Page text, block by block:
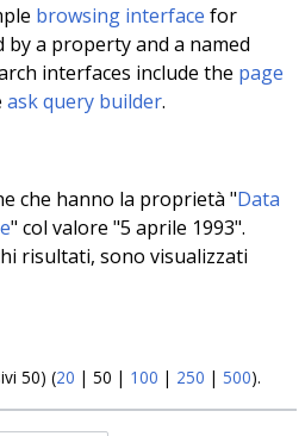
browsing interface for
a property and a named
interfaces include the page
ask query builder.
che hanno la proprietà "Data
" col valore "5 aprile 1993".
risultati, sono visualizzati
50) (20 | 50 | 100 | 250 | 500).